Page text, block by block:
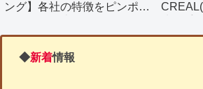
ング】各社の特徴をピンポイ
を解説
◆新着情報